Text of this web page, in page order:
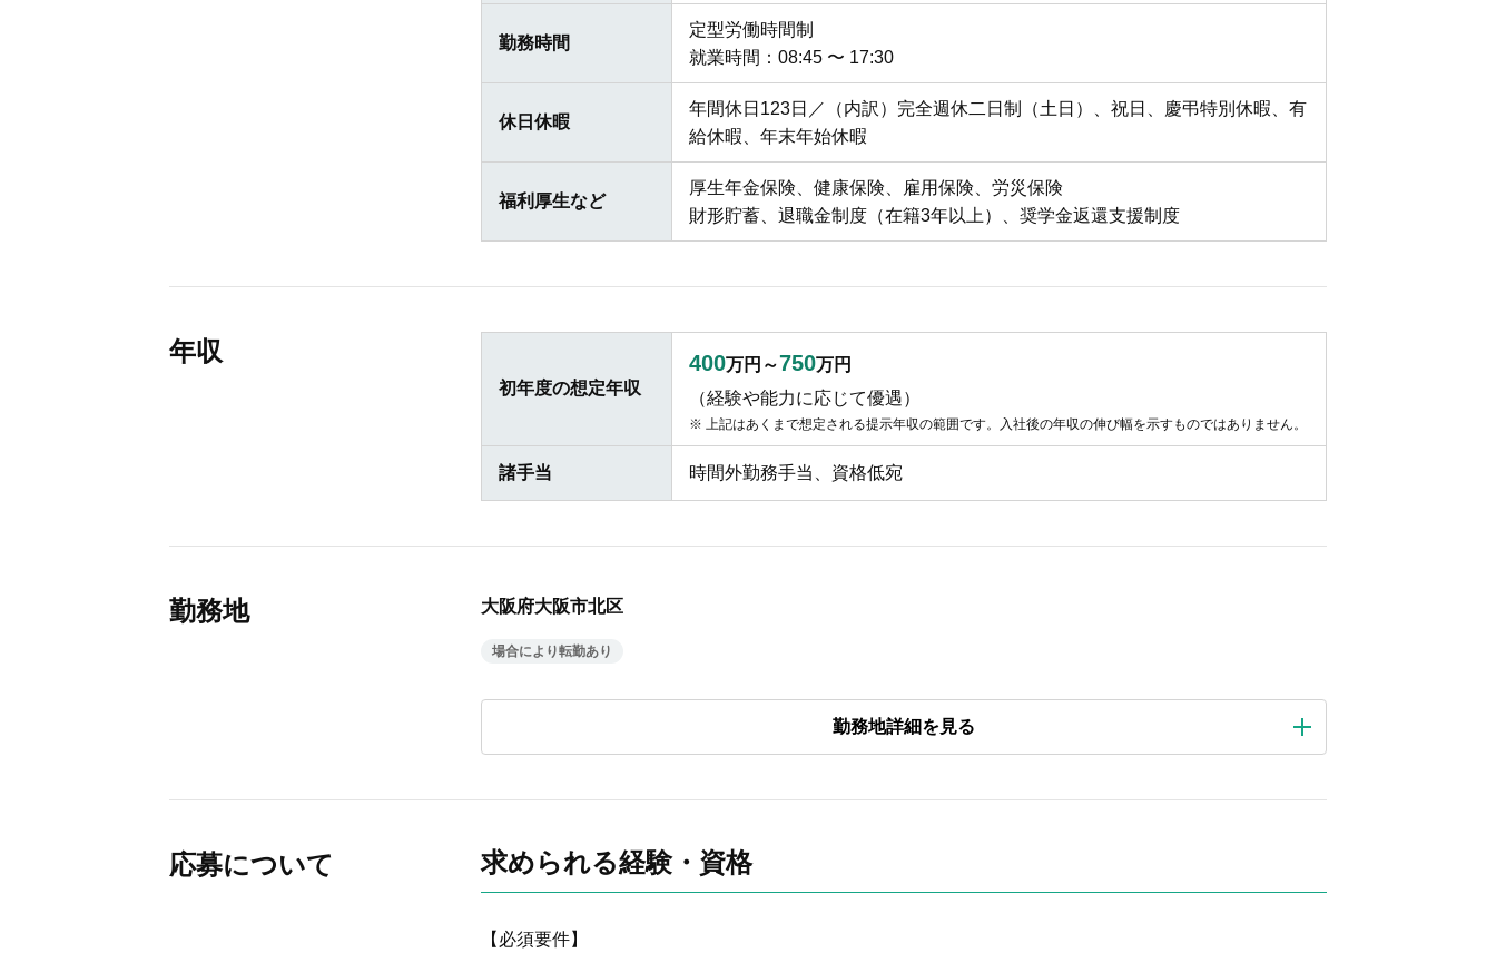
勤務時間
定型労働時間制
就業時間：08:45 〜 17:30
休日休暇
年間休日123日／（内訳）完全週休二日制（土日）、祝日、慶弔特別休暇、有
給休暇、年末年始休暇
福利厚生など
厚生年金保険、健康保険、雇用保険、労災保険
財形貯蓄、退職金制度（在籍3年以上）、奨学金返還支援制度
年収
初年度の想定年収
400万円～750万円
（経験や能力に応じて優遇）
上記はあくまで想定される提示年収の範囲です。入社後の年収の伸び幅を示すものではありません。
諸手当 時間外勤務手当、資格低宛
勤務地 大阪府大阪市北区
場合により転勤あり
応募について 求められる経験・資格
【必須要件】